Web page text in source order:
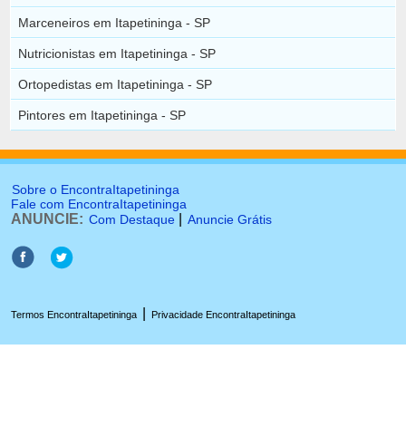
Marceneiros em Itapetininga - SP
Nutricionistas em Itapetininga - SP
Ortopedistas em Itapetininga - SP
Pintores em Itapetininga - SP
Sobre o EncontraItapetininga
Fale com EncontraItapetininga
ANUNCIE: Com Destaque Anuncie Grátis
Termos EncontraItapetininga Privacidade EncontraItapetininga